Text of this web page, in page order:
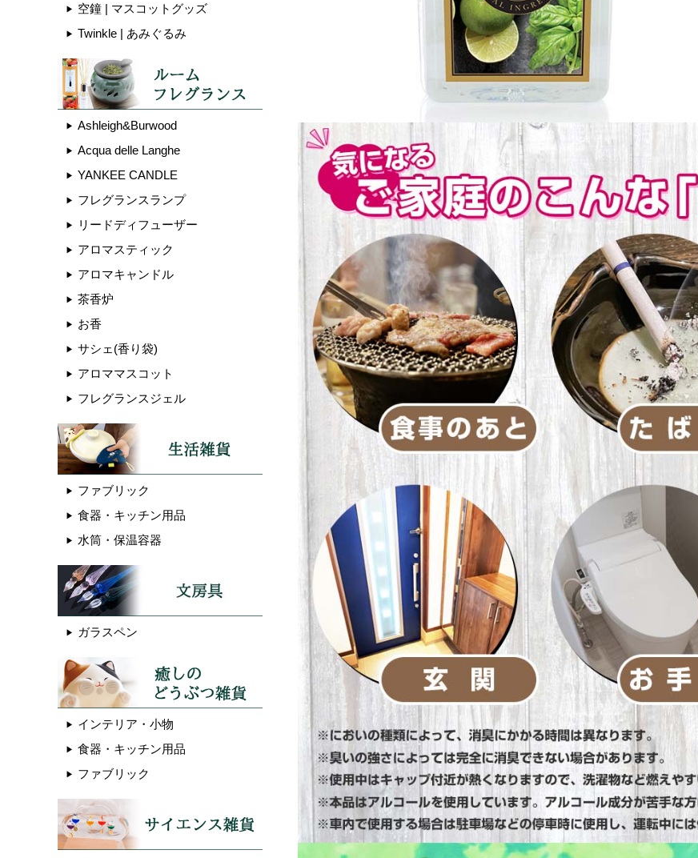
空鐘 | マスコットグッズ
Twinkle | あみぐるみ
Ashleigh&Burwood
Acqua delle Langhe
YANKEE CANDLE
フレグランスランプ
リードディフューザー
アロマスティック
アロマキャンドル
茶香炉
お香
サシェ(香り袋)
アロママスコット
フレグランスジェル
ファブリック
食器・キッチン用品
水筒・保温容器
ガラスペン
インテリア・小物
食器・キッチン用品
ファブリック